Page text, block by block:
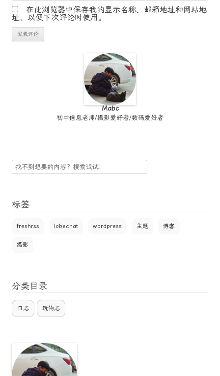
在此浏览器中保存我的显示名称、邮箱地址和网站地
址，以便下次评论时使用。
Mabc
初中信息老师/摄影爱好者/数码爱好者
搜
标签
freshrss lobechat wordpress 主题 博客
摄影
分类目录
日志 玩物志